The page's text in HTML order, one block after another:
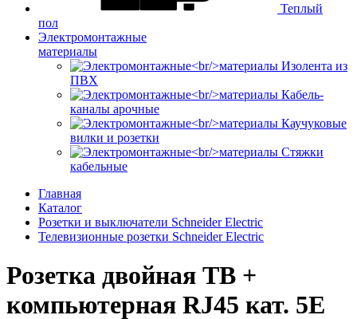
Теплый
пол
Электромонтажные
материалы
Изолента из
ПВХ
Кабель-
каналы арочные
Каучуковые
вилки и розетки
Стяжки
кабельные
Главная
Каталог
Розетки и выключатели Schneider Electric
Телевизионные розетки Schneider Electric
Розетка двойная ТВ +
компьютерная RJ45 кат. 5Е